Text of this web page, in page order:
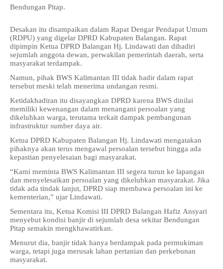
Bendungan Pitap.
Desakan itu disampaikan dalam Rapat Dengar Pendapat Umum
(RDPU) yang digelar DPRD Kabupaten Balangan. Rapat
dipimpin Ketua DPRD Balangan Hj. Lindawati dan dihadiri
sejumlah anggota dewan, perwakilan pemerintah daerah, serta
masyarakat terdampak.
Namun, pihak BWS Kalimantan III tidak hadir dalam rapat
tersebut meski telah menerima undangan resmi.
Ketidakhadiran itu disayangkan DPRD karena BWS dinilai
memiliki kewenangan dalam menangani persoalan yang
dikeluhkan warga, terutama terkait dampak pembangunan
infrastruktur sumber daya air.
Ketua DPRD Kabupaten Balangan Hj. Lindawati mengatakan
pihaknya akan terus mengawal persoalan tersebut hingga ada
kepastian penyelesaian bagi masyarakat.
“Kami meminta BWS Kalimantan III segera turun ke lapangan
dan menyelesaikan persoalan yang dikeluhkan masyarakat. Jika
tidak ada tindak lanjut, DPRD siap membawa persoalan ini ke
kementerian,” ujar Lindawati.
Sementara itu, Ketua Komisi III DPRD Balangan Hafiz Ansyari
menyebut kondisi banjir di sejumlah desa sekitar Bendungan
Pitap semakin mengkhawatirkan.
Menurut dia, banjir tidak hanya berdampak pada permukiman
warga, tetapi juga merusak lahan pertanian dan perkebunan
masyarakat.